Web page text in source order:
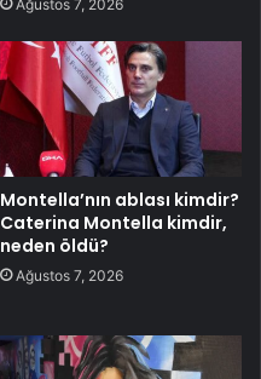
Ağustos 7, 2026
Montella’nın ablası kimdir?
Caterina Montella kimdir,
neden öldü?
Ağustos 7, 2026